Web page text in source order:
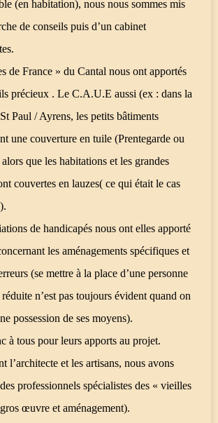
(en habitation), nous nous sommes mis
de conseils puis d’un cabinet
de France » du Cantal nous ont apportés
précieux . Le C.A.U.E aussi (ex : dans la
Paul / Ayrens, les petits bâtiments
une couverture en tuile (Prentegarde ou
que les habitations et les grandes
couvertes en lauzes( ce qui était le cas
de handicapés nous ont elles apporté
les aménagements spécifiques et
(se mettre à la place d’une personne
n’est pas toujours évident quand on
possession de ses moyens).
à tous pour leurs apports au projet.
l’architecte et les artisans, nous avons
professionnels spécialistes des « vieilles
œuvre et aménagement).